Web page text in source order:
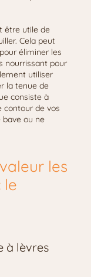
être utile de
Cela peut
éliminer les
nourrissant pour
utiliser
la tenue de
consiste à
contour de vos
bave ou ne
les
le
à lèvres